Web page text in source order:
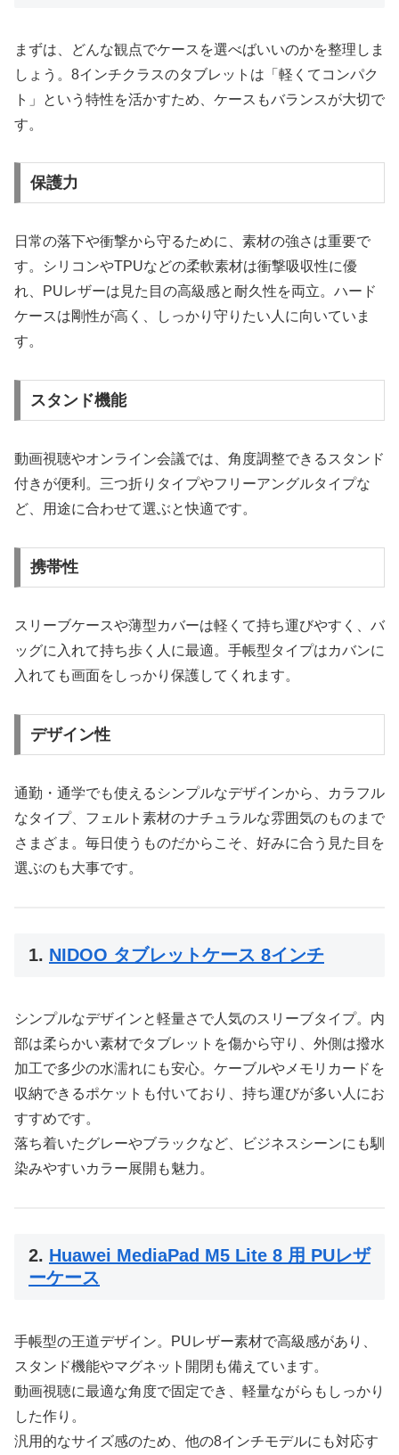
まずは、どんな観点でケースを選べばいいのかを整理しま
しょう。8インチクラスのタブレットは「軽くてコンパク
ト」という特性を活かすため、ケースもバランスが大切で
す。
保護力
日常の落下や衝撃から守るために、素材の強さは重要で
す。シリコンやTPUなどの柔軟素材は衝撃吸収性に優
れ、PUレザーは見た目の高級感と耐久性を両立。ハード
ケースは剛性が高く、しっかり守りたい人に向いていま
す。
スタンド機能
動画視聴やオンライン会議では、角度調整できるスタンド
付きが便利。三つ折りタイプやフリーアングルタイプな
ど、用途に合わせて選ぶと快適です。
携帯性
スリーブケースや薄型カバーは軽くて持ち運びやすく、バ
ッグに入れて持ち歩く人に最適。手帳型タイプはカバンに
入れても画面をしっかり保護してくれます。
デザイン性
通勤・通学でも使えるシンプルなデザインから、カラフル
なタイプ、フェルト素材のナチュラルな雰囲気のものまで
さまざま。毎日使うものだからこそ、好みに合う見た目を
選ぶのも大事です。
1. NIDOO タブレットケース 8インチ
シンプルなデザインと軽量さで人気のスリーブタイプ。内
部は柔らかい素材でタブレットを傷から守り、外側は撥水
加工で多少の水濡れにも安心。ケーブルやメモリカードを
収納できるポケットも付いており、持ち運びが多い人にお
すすめです。
落ち着いたグレーやブラックなど、ビジネスシーンにも馴
染みやすいカラー展開も魅力。
2. Huawei MediaPad M5 Lite 8 用 PUレザ
ーケース
手帳型の王道デザイン。PUレザー素材で高級感があり、
スタンド機能やマグネット開閉も備えています。
動画視聴に最適な角度で固定でき、軽量ながらもしっかり
した作り。
汎用的なサイズ感のため、他の8インチモデルにも対応す